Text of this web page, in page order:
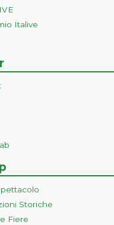
Italive
Storiche
Fiere